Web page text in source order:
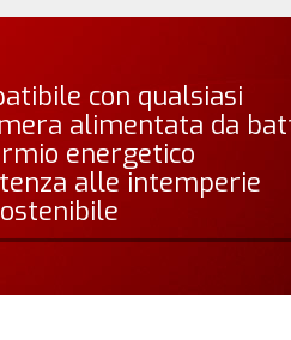
con qualsiasi
alimentata da
energetico
alle intemperie